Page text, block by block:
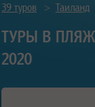
39 туров > Таиланд
ТУРЫ В
2020